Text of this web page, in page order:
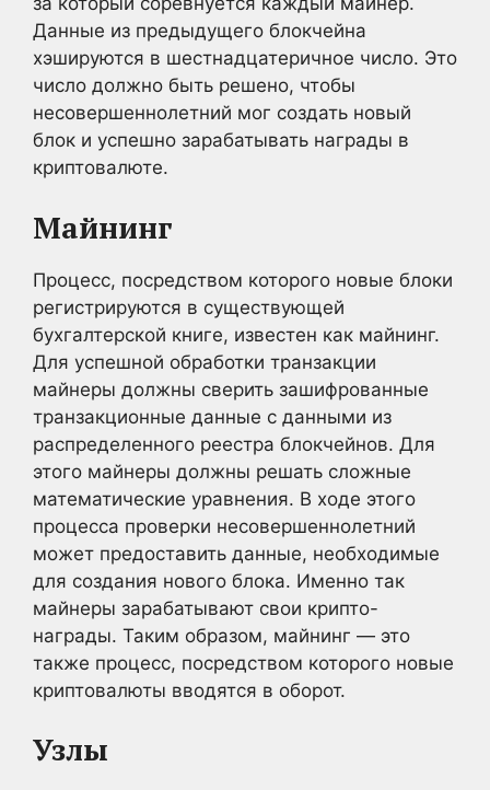
Данные из предыдущего блокчейна
хэшируются в шестнадцатеричное число. Это
число должно быть решено, чтобы
несовершеннолетний мог создать новый
блок и успешно зарабатывать награды в
криптовалюте.
Майнинг
Процесс, посредством которого новые блоки
регистрируются в существующей
бухгалтерской книге, известен как майнинг.
Для успешной обработки транзакции
майнеры должны сверить зашифрованные
транзакционные данные с данными из
распределенного реестра блокчейнов. Для
этого майнеры должны решать сложные
математические уравнения. В ходе этого
процесса проверки несовершеннолетний
может предоставить данные, необходимые
для создания нового блока. Именно так
майнеры зарабатывают свои крипто-
награды. Таким образом, майнинг — это
также процесс, посредством которого новые
криптовалюты вводятся в оборот.
Узлы